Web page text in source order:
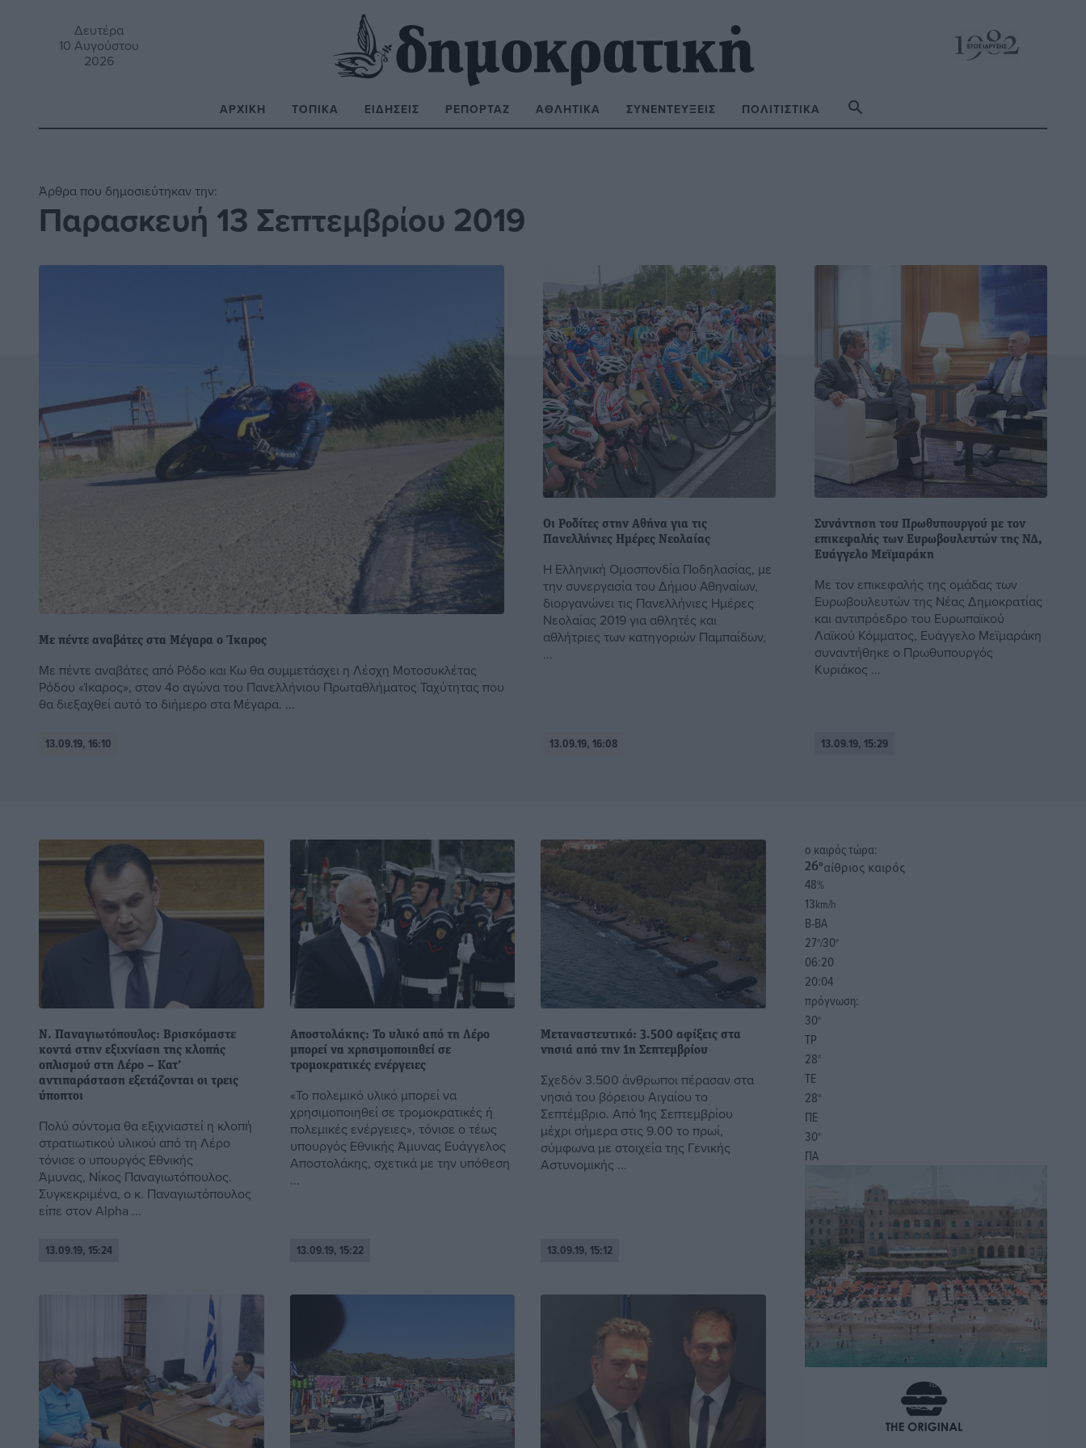
Δευτέρα
10 Αυγούστου
2026
ΑΡΧΙΚΉ ΤΟΠΙΚΆ ΕΙΔΉΣΕΙΣ ΡΕΠΟΡΤΆΖ ΑΘΛΗΤΙΚΆ ΣΥΝΕΝΤΕΎΞΕΙΣ ΠΟΛΙΤΙΣΤΙΚΆ
Άρθρα που δημοσιεύτηκαν την:
Παρασκευή 13 Σεπτεμβρίου 2019
Με πέντε αναβάτες στα Μέγαρα ο Ίκαρος
Με πέντε αναβάτες από Ρόδο και Κω θα συμμετάσχει η Λέσχη Μοτοσυκλέτας
Ρόδου «Ίκαρος», στον 4ο αγώνα του Πανελλήνιου Πρωταθλήματος Ταχύτητας που
θα διεξαχθεί αυτό το διήμερο στα Μέγαρα. ...
13.09.19, 16:10
Οι Ροδίτες στην Αθήνα για τις
Πανελλήνιες Ημέρες Νεολαίας
Η Ελληνική Ομοσπονδία Ποδηλασίας, με
την συνεργασία του Δήμου Αθηναίων,
διοργανώνει τις Πανελλήνιες Ημέρες
Νεολαίας 2019 για αθλητές και
αθλήτριες των κατηγοριών Παμπαίδων,
...
13.09.19, 16:08
Συνάντηση του Πρωθυπουργού με τον
επικεφαλής των Ευρωβουλευτών της ΝΔ,
Ευάγγελο Μεϊμαράκη
Με τον επικεφαλής της ομάδας των
Ευρωβουλευτών της Νέας Δημοκρατίας
και αντιπρόεδρο του Ευρωπαϊκού
Λαϊκού Κόμματος, Ευάγγελο Μεϊμαράκη
συναντήθηκε ο Πρωθυπουργός
Κυριάκος ...
13.09.19, 15:29
Ν. Παναγιωτόπουλος: Βρισκόμαστε
κοντά στην εξιχνίαση της κλοπής
οπλισμού στη Λέρο – Κατ’
αντιπαράσταση εξετάζονται οι τρεις
ύποπτοι
Πολύ σύντομα θα εξιχνιαστεί η κλοπή
στρατιωτικού υλικού από τη Λέρο
τόνισε ο υπουργός Εθνικής
Άμυνας, Νίκος Παναγιωτόπουλος.
Συγκεκριμένα, ο κ. Παναγιωτόπουλος
είπε στον Αlpha ...
13.09.19, 15:24
Αποστολάκης: Το υλικό από τη Λέρο
μπορεί να χρησιμοποιηθεί σε
τρομοκρατικές ενέργειες
«Το πολεμικό υλικό μπορεί να
χρησιμοποιηθεί σε τρομοκρατικές ή
πολεμικές ενέργειες», τόνισε ο τέως
υπουργός Εθνικής Άμυνας Ευάγγελος
Αποστολάκης, σχετικά με την υπόθεση
...
13.09.19, 15:22
Μεταναστευτικό: 3.500 αφίξεις στα
νησιά από την 1η Σεπτεμβρίου
Σχεδόν 3.500 άνθρωποι πέρασαν στα
νησιά του βόρειου Αιγαίου το
Σεπτέμβριο. Από 1ης Σεπτεμβρίου
μέχρι σήμερα στις 9.00 το πρωί,
σύμφωνα με στοιχεία της Γενικής
Αστυνομικής ...
13.09.19, 15:12
o καιρός τώρα:
26°αίθριος καιρός
48%
13km/h
Β-ΒΑ
27°/30°
06:20
20:04
πρόγνωση:
30°
ΤΡ
28°
ΤΕ
28°
ΠΕ
30°
ΠΑ